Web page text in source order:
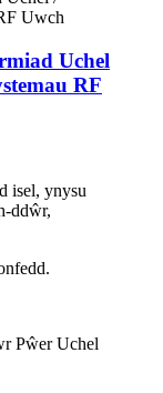
Uchel
RF
isel, ynysu
ddŵr,